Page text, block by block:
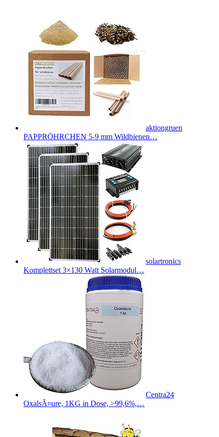
aktiongruen
PAPPRÖHRCHEN 5-9 mm Wildbienen…
solartronics
Komplettset 3×130 Watt Solarmodul…
Centra24
OxalsÃ¤ure, 1KG in Dose, >99,6%,…